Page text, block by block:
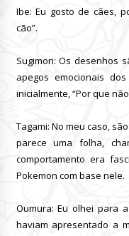
Ibe: Eu gosto de cães,
cão”.
Sugimori:Os desenhos
apegos emocionais
inicialmente, “Por que
Tagami: No meu caso,
parece uma folha,
comportamento era
Pokemon com base nele.
Oumura: Eu olhei para
haviam apresentado a